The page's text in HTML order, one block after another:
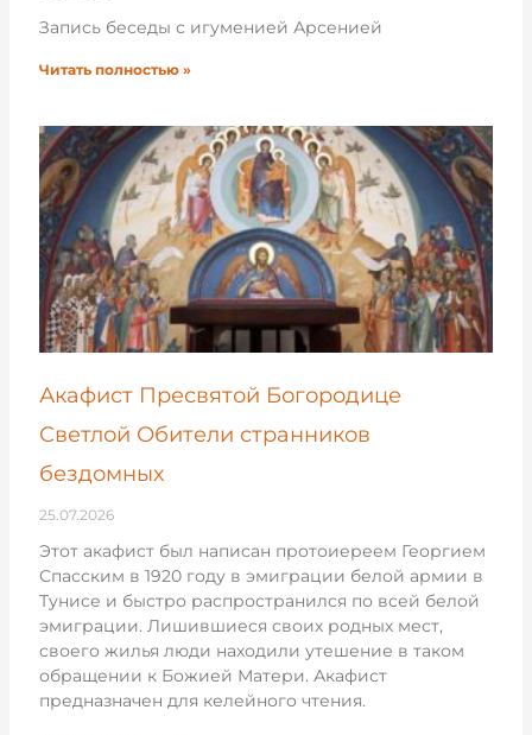
Запись беседы с игуменией Арсенией
Читать полностью »
Акафист Пресвятой Богородице
Светлой Обители странников
бездомных
25.07.2026
Этот акафист был написан протоиереем Георгием
Спасским в 1920 году в эмиграции белой армии в
Тунисе и быстро распространился по всей белой
эмиграции. Лишившиеся своих родных мест,
своего жилья люди находили утешение в таком
обращении к Божией Матери. Акафист
предназначен для келейного чтения.